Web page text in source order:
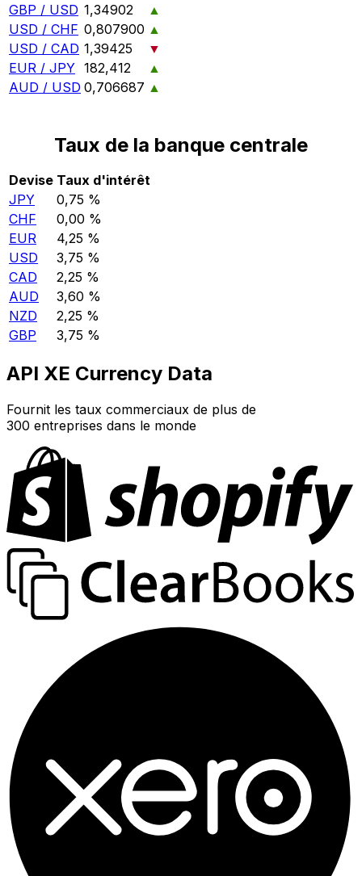
GBP / USD 1,34902
▲
USD / CHF 0,807900 ▲
USD / CAD 1,39425
▼
EUR / JPY 182,412
▲
AUD / USD 0,706687 ▲
Taux de la banque centrale
Devise Taux d'intérêt
JPY
0,75 %
CHF
0,00 %
EUR
4,25 %
USD
3,75 %
CAD
2,25 %
AUD
3,60 %
NZD
2,25 %
GBP
3,75 %
API XE Currency Data
Fournit les taux commerciaux de plus de
300 entreprises dans le monde